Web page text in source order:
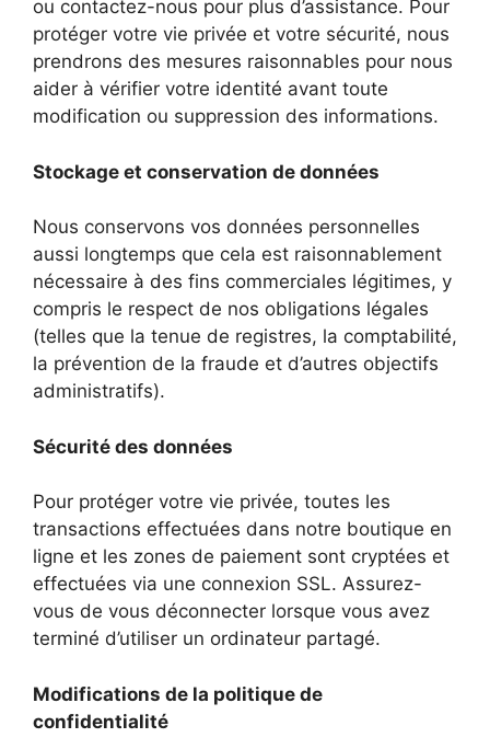
ou contactez-nous pour plus d’assistance. Pour
protéger votre vie privée et votre sécurité, nous
prendrons des mesures raisonnables pour nous
aider à vérifier votre identité avant toute
modification ou suppression des informations.
Stockage et conservation de données
Nous conservons vos données personnelles
aussi longtemps que cela est raisonnablement
nécessaire à des fins commerciales légitimes, y
compris le respect de nos obligations légales
(telles que la tenue de registres, la comptabilité,
la prévention de la fraude et d’autres objectifs
administratifs).
Sécurité des données
Pour protéger votre vie privée, toutes les
transactions effectuées dans notre boutique en
ligne et les zones de paiement sont cryptées et
effectuées via une connexion SSL. Assurez-
vous de vous déconnecter lorsque vous avez
terminé d’utiliser un ordinateur partagé.
Modifications de la politique de
confidentialité